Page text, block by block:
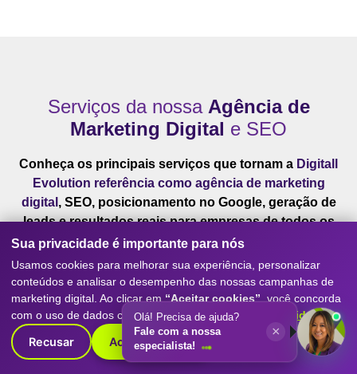
Serviços da nossa Agência de
Marketing Digital e SEO
Conheça os principais serviços que tornam a Digitall
Evolution referência como agência de marketing
digital , SEO, posicionamento no Google, geração de
leads e resultados reais para empresas de todos os
portes.
Sua privacidade é importante para nós
Usamos cookies para melhorar sua experiência, personalizar
conteúdos e analisar o desempenho das nossas campanhas de
marketing digital. Ao clicar em “Aceitar cookies” , você concorda
com o uso de dados conforme nossaPolítica de Privacidade.
Recusar Aceitar cookies
Olá! Precisa de ajuda?
Fale com a nossa
especialista!
×